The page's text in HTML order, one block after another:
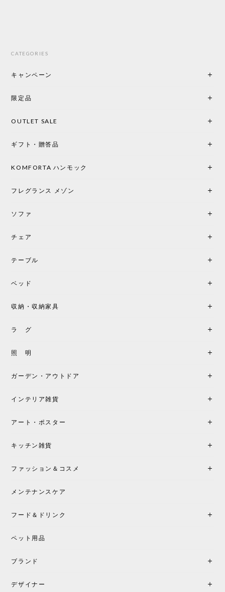
CATEGORIES
キャンペーン
限定品
OUTLET SALE
ギフト・贈答品
KOMFORTA ハンモック
フレグランス メゾン
ソファ
チェア
テーブル
ベッド
収納・収納家具
ラ グ
照 明
ガーデン・アウトドア
インテリア雑貨
アート・ポスター
キッチン雑貨
ファッション＆コスメ
メンテナンスケア
フード＆ドリンク
ペット用品
ブランド
デザイナー